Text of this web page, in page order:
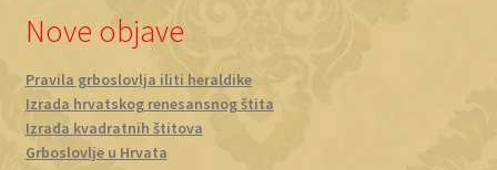
Nove objave
Pravila grboslovlja iliti heraldike
Izrada hrvatskog renesansnog štita
Izrada kvadratnih štitova
Grboslovlje u Hrvata